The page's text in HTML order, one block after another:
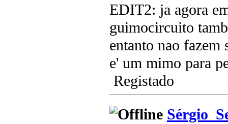
EDIT2: ja agora
guimocircuito
entanto nao
e' um mimo para
Registado